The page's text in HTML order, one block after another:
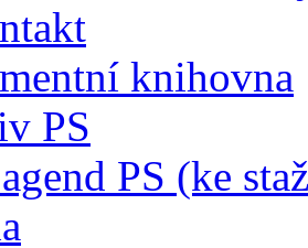
knihovna
PS
PS (ke